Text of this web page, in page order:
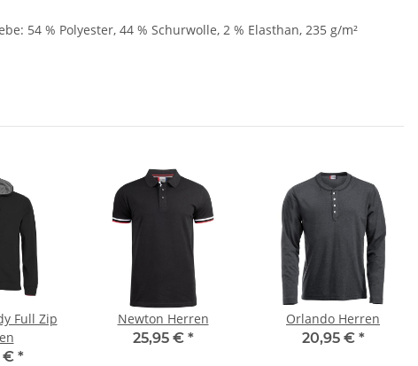
54 % Polyester, 44 % Schurwolle, 2 % Elasthan, 235 g/m²
Full Zip
€ *
Newton Herren
25,95 € *
Orlando Herren
20,95 € *